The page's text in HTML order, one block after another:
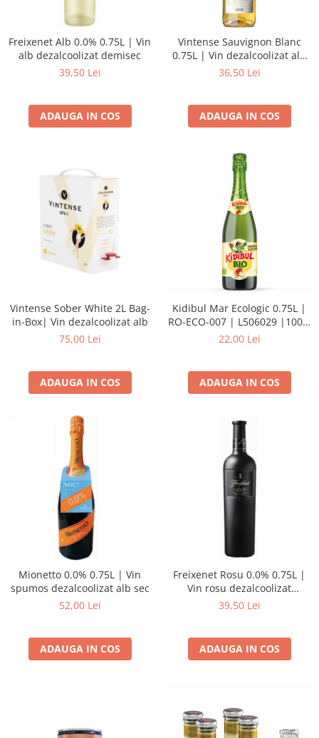
Freixenet Alb 0.0% 0.75L | Vin
alb dezalcoolizat demisec
39,50 Lei
ADAUGA IN COS
Vintense Sauvignon Blanc
0.75L | Vin dezalcoolizat alb
sec
36,50 Lei
ADAUGA IN COS
Vintense Sober White 2L Bag-
in-Box| Vin dezalcoolizat alb
75,00 Lei
ADAUGA IN COS
Kidibul Mar Ecologic 0.75L |
RO-ECO-007 | L506029 |100%
Suc de mere Bio
22,00 Lei
ADAUGA IN COS
Mionetto 0.0% 0.75L | Vin
spumos dezalcoolizat alb sec
52,00 Lei
ADAUGA IN COS
Freixenet Rosu 0.0% 0.75L |
Vin rosu dezalcoolizat
demisec
39,50 Lei
ADAUGA IN COS